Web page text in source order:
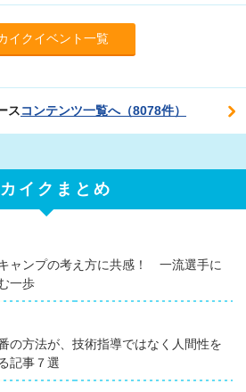
イクイベント一覧
スコンテンツ一覧へ（8078件）
イクまとめ
ャンプの考え方に共感！ 一流選手に
一歩
の方法が、技術指導ではなく人間性を
記事７選